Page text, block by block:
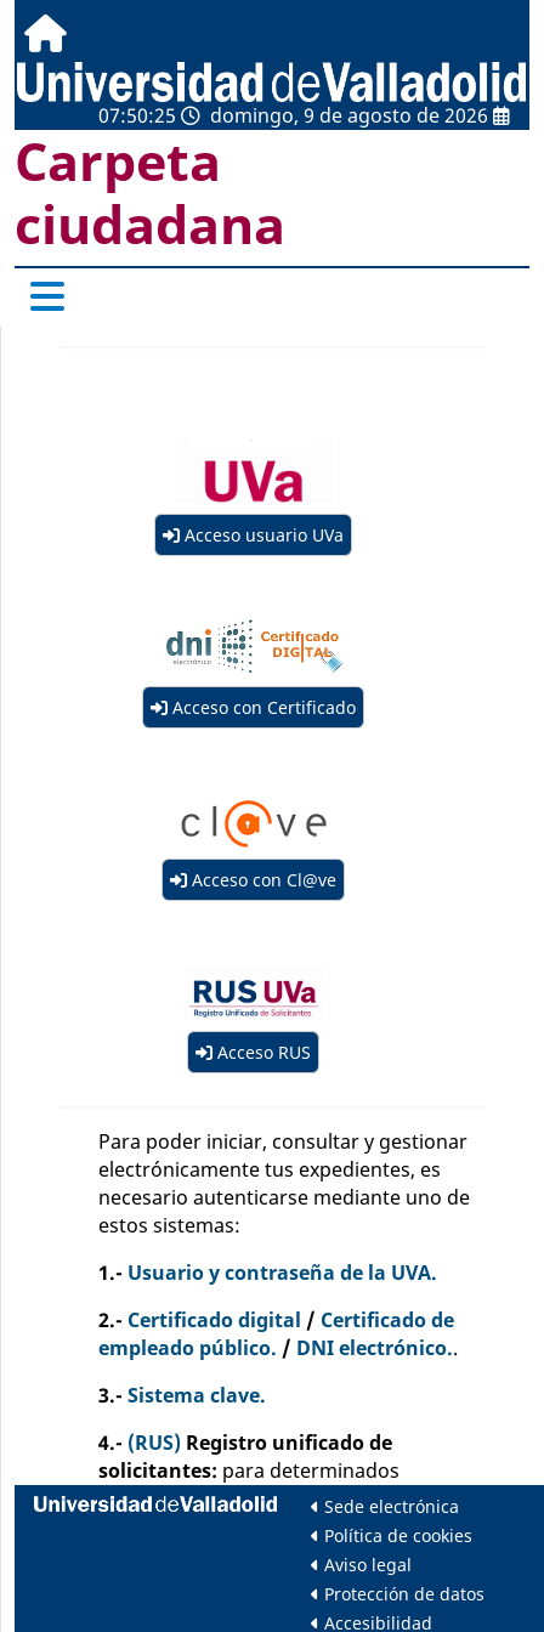
07:50:25 domingo, 9 de agosto de 2026
Carpeta
ciudadana
Acceso usuario UVa
Acceso con Certificado
Acceso con Cl@ve
Acceso RUS
Para poder iniciar, consultar y gestionar
electrónicamente tus expedientes, es
necesario autenticarse mediante uno de
estos sistemas:
1.- Usuario y contraseña de la UVA.
2.- Certificado digital / Certificado de
empleado público. / DNI electrónico..
3.- Sistema clave.
4.- (RUS) Registro unificado de
solicitantes: para determinados
procedimientos.Instrucciones
Además, para poder firmar
electrónicamente, deberá tener instalada la
Sede electrónica
Política de cookies
Aviso legal
Protección de datos
Accesibilidad